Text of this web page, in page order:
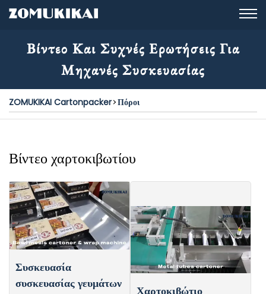
Βίντεο Και Συχνές Ερωτήσεις Για
Μηχανές Συσκευασίας
ZOMUKIKAI Cartonpacker Πόροι
Βίντεο χαρτοκιβωτίου
Συσκευασία
συσκευασίας γευμάτων
Χαρτοκιβώτιο